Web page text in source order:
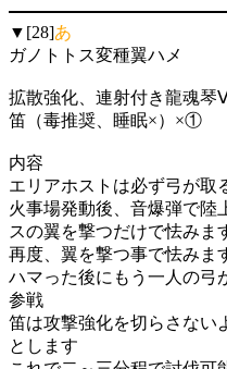
▼[28]あ
ガノトトス変種翼ハメ
拡散強化、連射付き龍魂
笛（毒推奨、睡眠×）×①
内容
エリアホストは必ず弓が取
火事場発動後、音爆弾で陸
スの翼を撃つだけで怯みま
再度、翼を撃つ事で怯みま
ハマった後にもう一人の弓
参戦
笛は攻撃強化を切らさない
とします